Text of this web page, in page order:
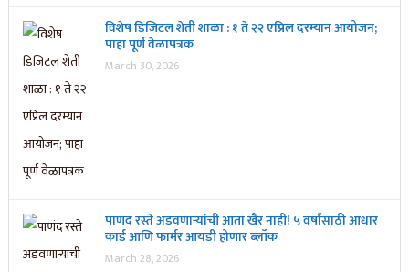
विशेष डिजिटल शेती शाळा : १ ते २२ एप्रिल दरम्यान आयोजन;
पाहा पूर्ण वेळापत्रक
March 30, 2026
पाणंद रस्ते अडवणाऱ्यांची आता खैर नाही! ५ वर्षांसाठी आधार
कार्ड आणि फार्मर आयडी होणार ब्लॉक
March 28, 2026